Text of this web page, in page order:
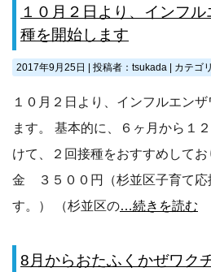
１０月２日より、インフ
種を開始します
2017年9月25日 投稿者：tsukada カテゴ
１０月２日より、インフルエン
ます。 基本的に、６ヶ月から１
けて、２回接種をおすすめして
金 ３５００円（杉並区子育て応
す。） （杉並区の…続きを読む
8月からおたふくかぜワク